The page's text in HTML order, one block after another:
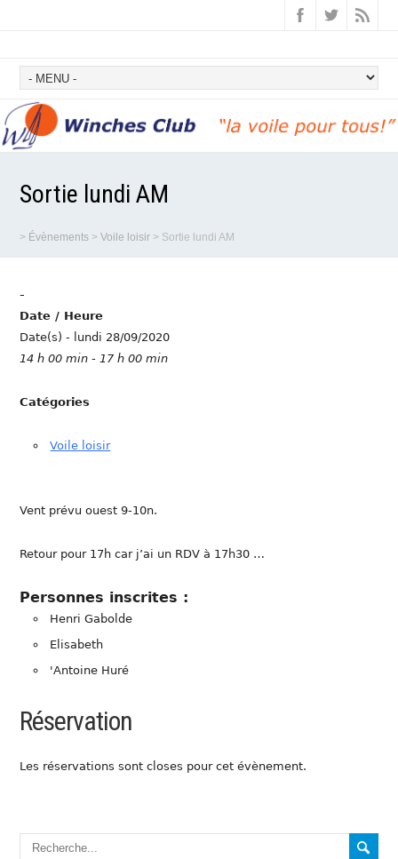
Sortie lundi AM
> Évènements >Voile loisir > Sortie lundi AM
-
Date / Heure
Date(s) - lundi 28/09/2020
14 h 00 min - 17 h 00 min
Catégories
Voile loisir
Vent prévu ouest 9-10n.
Retour pour 17h car j’ai un RDV à 17h30 …
Personnes inscrites :
Henri Gabolde
Elisabeth
'Antoine Huré
Réservation
Les réservations sont closes pour cet évènement.